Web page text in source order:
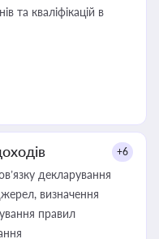
та кваліфікацій в
+6
декларування
визначення
правил